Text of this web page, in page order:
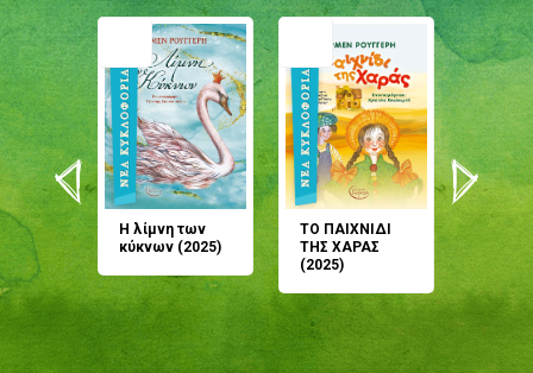
Η λίμνη των
κύκνων (2025)
ΤΟ ΠΑΙΧΝΙΔΙ
ΤΗΣ ΧΑΡΑΣ
(2025)
μου;
(2024)